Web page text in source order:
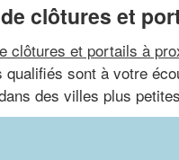
clôtures et
clôtures et portails à
sont à votre
des villes plus